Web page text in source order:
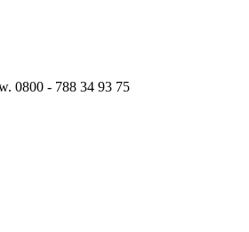
0800 - 788 34 93 75